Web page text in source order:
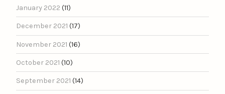
January 2022 (11)
December 2021 (17)
November 2021 (16)
October 2021 (10)
September 2021 (14)